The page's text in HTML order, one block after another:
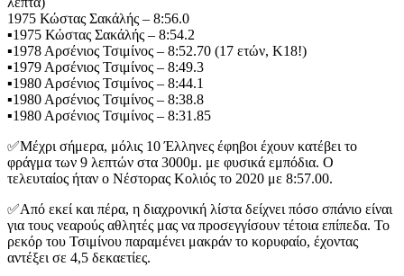
1975 Κώστας Σακάλής – 8:56.0
▪️1975 Κώστας Σακάλής – 8:54.2
▪️1978 Αρσένιος Τσιμίνος – 8:52.70 (17 ετών, Κ18!)
▪️1979 Αρσένιος Τσιμίνος – 8:49.3
▪️1980 Αρσένιος Τσιμίνος – 8:44.1
▪️1980 Αρσένιος Τσιμίνος – 8:38.8
▪️1980 Αρσένιος Τσιμίνος – 8:31.85
✅Μέχρι σήμερα, μόλις 10 Έλληνες έφηβοι έχουν κατέβει το
φράγμα των 9 λεπτών στα 3000μ. με φυσικά εμπόδια. Ο
τελευταίος ήταν ο Νέστορας Κολιός το 2020 με 8:57.00.
✅Από εκεί και πέρα, η διαχρονική λίστα δείχνει πόσο σπάνιο είναι
για τους νεαρούς αθλητές μας να προσεγγίσουν τέτοια επίπεδα. Το
ρεκόρ του Τσιμίνου παραμένει μακράν το κορυφαίο, έχοντας
αντέξει σε 4,5 δεκαετίες.